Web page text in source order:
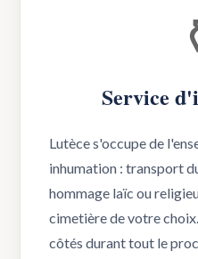
Service
Lutèce s'occupe de
inhumation : transport
hommage laïc ou
cimetière de votre
côtés durant tout le